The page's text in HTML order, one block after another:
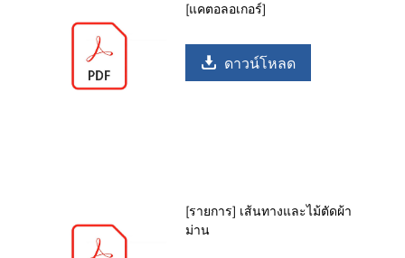
[แคตอลอเกอร์]
ดาวน์โหลด
[รายการ] เส้นทางและไม้ตัดผ้า
ม่าน